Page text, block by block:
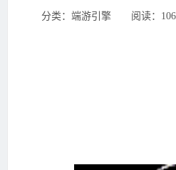
分类：端游引擎 ‌‍阅读：